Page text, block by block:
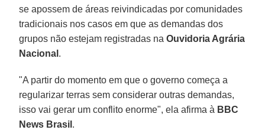
se apossem de áreas reivindicadas por comunidades
tradicionais nos casos em que as demandas dos
grupos não estejam registradas naOuvidoria Agrária
Nacional .
"A partir do momento em que o governo começa a
regularizar terras sem considerar outras demandas,
isso vai gerar um conflito enorme", ela afirma à BBC
News Brasil .